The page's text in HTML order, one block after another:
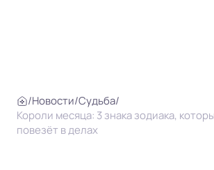
/Новости/Судьба/
Короли месяца: 3 знака зодиака,
повезёт в делах